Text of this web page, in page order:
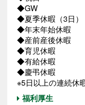
◆GW
◆夏季休暇（3日）
◆年末年始休暇
◆産前産後休暇
◆育児休暇
◆有給休暇
◆慶弔休暇
※5日以上の連続休
福利厚生